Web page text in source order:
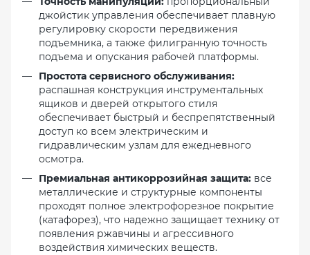
джойстик управления обеспечивает плавную
регулировку скорости передвижения
подъемника, а также филигранную точность
подъема и опускания рабочей платформы.
Простота сервисного обслуживания:
распашная конструкция инструментальных
ящиков и дверей открытого стиля
обеспечивает быстрый и беспрепятственный
доступ ко всем электрическим и
гидравлическим узлам для ежедневного
осмотра.
Премиальная антикоррозийная защита: все
металлические и структурные компоненты
проходят полное электрофорезное покрытие
(катафорез), что надежно защищает технику от
появления ржавчины и агрессивного
воздействия химических веществ.